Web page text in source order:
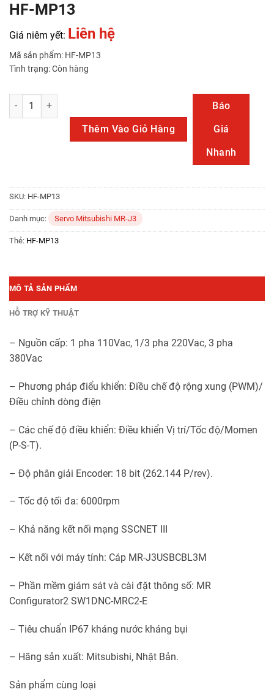
HF-MP13
Giá niêm yết: Liên hệ
Mã sản phẩm: HF-MP13
Tình trạng: Còn hàng
HF-MP13 số lượng
Thêm Vào Giỏ Hàng
Báo
Giá
Nhanh
SKU: HF-MP13
Danh mục: Servo Mitsubishi MR-J3
Thẻ: HF-MP13
MÔ TẢ SẢN PHẨM
HỖ TRỢ KỸ THUẬT
– Nguồn cấp: 1 pha 110Vac, 1/3 pha 220Vac, 3 pha
380Vac
– Phương pháp điểu khiển: Điều chế độ rộng xung (PWM)/
Điều chỉnh dòng điện
– Các chế độ điều khiển: Điều khiển Vị trí/Tốc độ/Momen
(P-S-T).
– Độ phân giải Encoder: 18 bit (262.144 P/rev).
– Tốc độ tối đa: 6000rpm
– Khả năng kết nối mạng SSCNET III
– Kết nối với máy tính: Cáp MR-J3USBCBL3M
– Phần mềm giám sát và cài đặt thông số: MR
Configurator2 SW1DNC-MRC2-E
– Tiêu chuẩn IP67 kháng nước kháng bụi
– Hãng sản xuất: Mitsubishi, Nhật Bản.
Sản phẩm cùng loại